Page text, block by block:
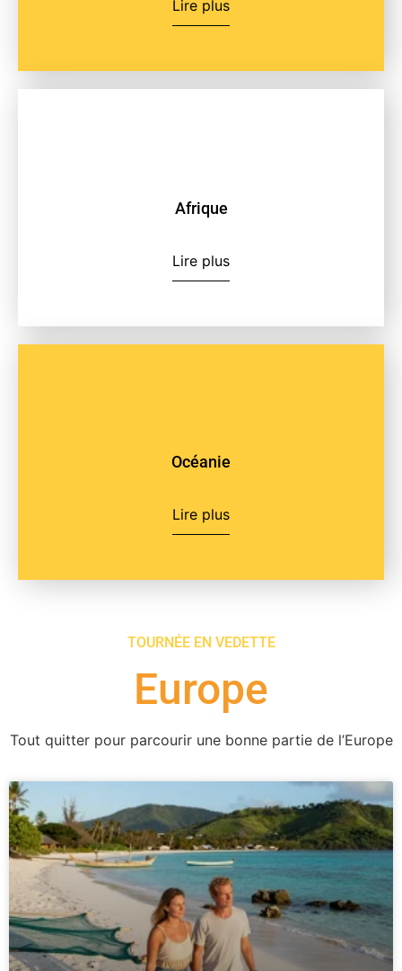
Lire plus
Afrique
Lire plus
Océanie
Lire plus
TOURNÉE EN VEDETTE
Europe
Tout quitter pour parcourir une bonne partie de l’Europe